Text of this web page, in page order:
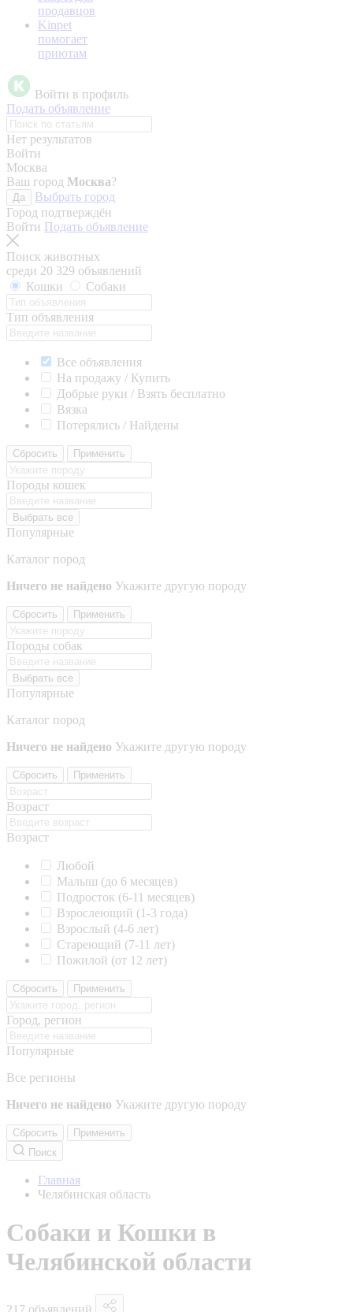
продавцов
Kinpet
помогает
приютам
Войти в профиль
Подать объявление
Нет результатов
Войти
Москва
Ваш город Москва?
Да
Выбрать город
Город подтверждён
Войти Подать объявление
Поиск животных
среди 20 329 объявлений
Кошки
Собаки
Тип объявления
Все объявления
На продажу / Купить
Добрые руки / Взять бесплатно
Вязка
Потерялись / Найдены
Сбросить Применить
Породы кошек
Выбрать все
Популярные
Каталог пород
Ничего не найдено Укажите другую породу
Сбросить Применить
Породы собак
Выбрать все
Популярные
Каталог пород
Ничего не найдено Укажите другую породу
Сбросить Применить
Возраст
Возраст
Любой
Малыш (до 6 месяцев)
Подросток (6-11 месяцев)
Взрослеющий (1-3 года)
Взрослый (4-6 лет)
Стареющий (7-11 лет)
Пожилой (от 12 лет)
Сбросить Применить
Город, регион
Популярные
Все регионы
Ничего не найдено Укажите другую породу
Сбросить
Применить
Поиск
Главная
Челябинская область
Собаки и Кошки в
Челябинской области
217 объявлений